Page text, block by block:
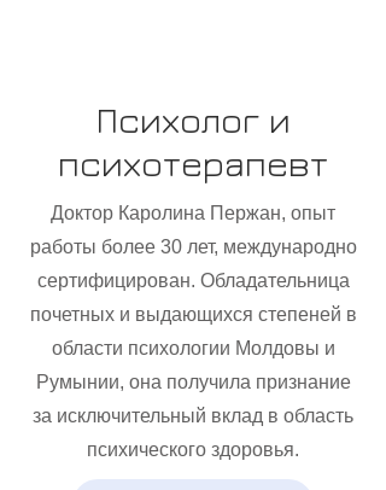
Психолог и
психотерапевт
Доктор Каролина Пержан, опыт
работы более 30 лет, международно
сертифицирован. Обладательница
почетных и выдающихся степеней в
области психологии Молдовы и
Румынии, она получила признание
за исключительный вклад в область
психического здоровья.